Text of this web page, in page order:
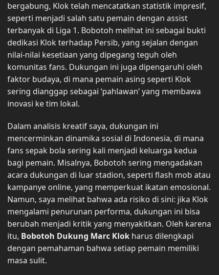
bergabung, Klok telah mencatatkan statistik impresif,
seperti menjadi salah satu pemain dengan assist
terbanyak di Liga 1. Bobotoh melihat ini sebagai bukti
dedikasi Klok terhadap Persib, yang sejalan dengan
nilai-nilai kesetiaan yang dipegang teguh oleh
komunitas fans. Dukungan ini juga dipengaruhi oleh
faktor budaya, di mana pemain asing seperti Klok
sering dianggap sebagai ‘pahlawan’ yang membawa
inovasi ke tim lokal.
Dalam analisis kreatif saya, dukungan ini
mencerminkan dinamika sosial di Indonesia, di mana
fans sepak bola sering kali menjadi keluarga kedua
bagi pemain. Misalnya, Bobotoh sering mengadakan
acara dukungan di luar stadion, seperti flash mob atau
kampanye online, yang memperkuat ikatan emosional.
Namun, saya melihat bahwa ada risiko di sini: jika Klok
mengalami penurunan performa, dukungan ini bisa
berubah menjadi kritik yang menyakitkan. Oleh karena
itu, Bobotoh Dukung Marc Klok harus dilengkapi
dengan pemahaman bahwa setiap pemain memiliki
masa sulit.